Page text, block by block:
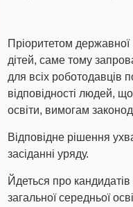
Пріоритетом державної
дітей, саме тому
для всіх роботодавців
відповідності людей,
освіти, вимогам
Відповідне рішення
засіданні уряду.
Йдеться про
загальної середньої